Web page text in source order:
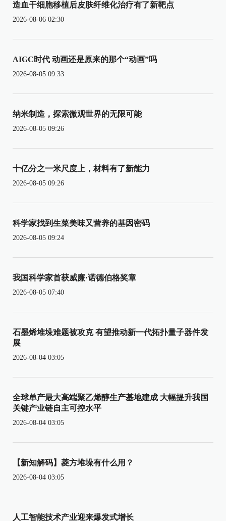
造血干细胞移植后皮肤纤维化治疗有了新靶点
2026-08-06 02:30
AIGC时代 动画还是原来的那个“动画”吗
2026-08-05 09:33
纳米制造，探索微观世界的无限可能
2026-08-05 09:26
十亿分之一米尺度上，材料有了新能力
2026-08-05 09:26
科学家找到生菜美味又营养的基因密码
2026-08-05 09:24
我国科学家首获威廉·诺德伯格奖章
2026-08-05 07:40
石墨烯堆垛难题被攻克 有望推动新一代拓扑量子器件发
展
2026-08-04 03:05
全球单产最大高端聚乙烯醇生产基地建成 大幅提升我国
关键产业链自主可控水平
2026-08-04 03:05
【新知解码】菱方堆垛有什么用？
2026-08-04 03:05
人工智能技术产业迎来爆发式增长